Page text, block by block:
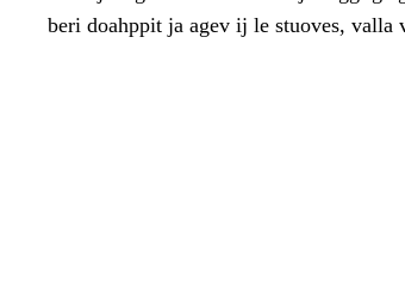
beri doahppit ja agev ij le stuoves, valla